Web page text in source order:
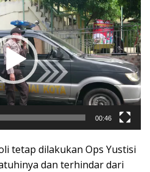
00:46
tetap dilakukan Ops Yustisi
dan terhindar dari